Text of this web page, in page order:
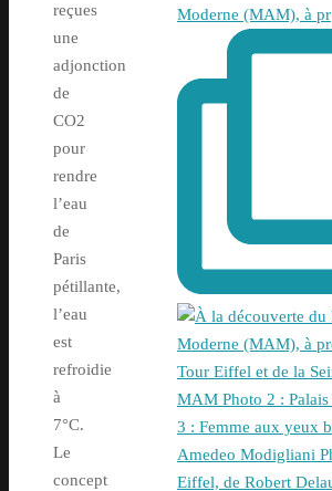
reçues
une
adjonction
de
CO2
pour
rendre
l’eau
de
Paris
pétillante,
l’eau
est
refroidie
à
7°C.
Le
concept
Moderne (MAM), à pr